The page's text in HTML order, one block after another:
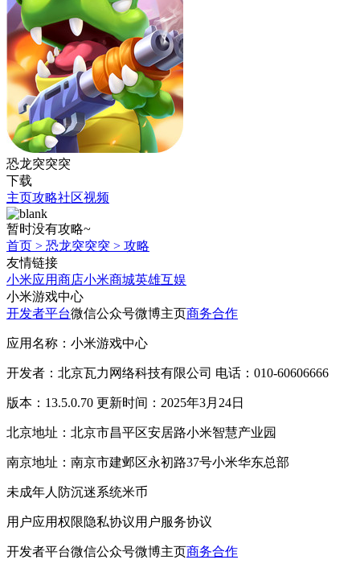
恐龙突突突
下载
主页攻略社区视频
暂时没有攻略~
首页 > 恐龙突突突 > 攻略
友情链接
小米应用商店小米商城英雄互娱
小米游戏中心
开发者平台微信公众号微博主页商务合作
应用名称：小米游戏中心
开发者：北京瓦力网络科技有限公司 电话：010-60606666
版本：13.5.0.70 更新时间：2025年3月24日
北京地址：北京市昌平区安居路小米智慧产业园
南京地址：南京市建邺区永初路37号小米华东总部
未成年人防沉迷系统米币
用户应用权限隐私协议用户服务协议
开发者平台微信公众号微博主页商务合作